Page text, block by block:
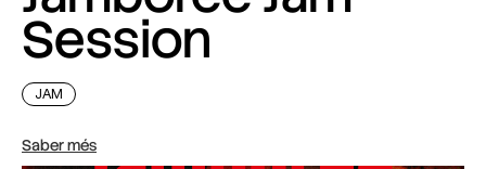
Session
JAM
Saber més